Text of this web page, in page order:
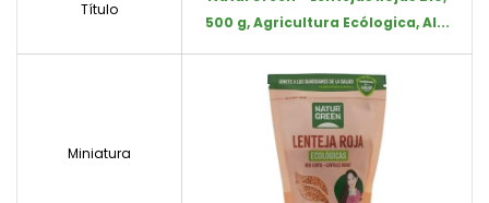
Título
500 g, Agricultura Ecólogica, Al...
Miniatura